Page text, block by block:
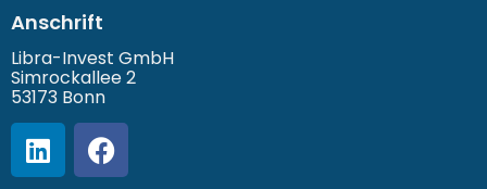
Anschrift
Libra-Invest GmbH
Simrockallee 2
53173 Bonn